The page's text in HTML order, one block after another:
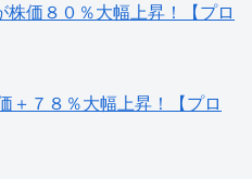
価８０％大幅上昇！【プロ
７８％大幅上昇！【プロ